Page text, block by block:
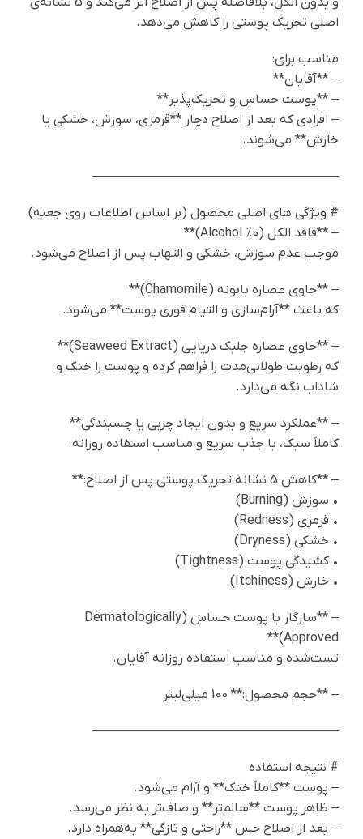
اصلی تحریک پوستی را کاهش می‌دهد.
مناسب برای:
– **آقایان**
– **پوست حساس و تحریک‌پذیر**
– افرادی که بعد از اصلاح دچار **قرمزی، سوزش، خشکی یا
خارش** می‌شوند.
———————————————————
# ویژگی‌ های اصلی محصول (بر اساس اطلاعات روی جعبه)
– **فاقد الکل (0% Alcohol)**
موجب عدم سوزش، خشکی و التهاب پس از اصلاح می‌شود.
– **حاوی عصاره بابونه (Chamomile)**
که باعث **آرام‌سازی و التیام فوری پوست** می‌شود.
– **حاوی عصاره جلبک دریایی (Seaweed Extract)**
که رطوبت طولانی‌مدت را فراهم کرده و پوست را خنک و
شاداب نگه می‌دارد.
– **عملکرد سریع و بدون ایجاد چربی یا چسبندگی**
کاملاً سبک، با جذب سریع و مناسب استفاده روزانه.
– **کاهش 5 نشانه تحریک پوستی پس از اصلاح:**
• سوزش (Burning)
• قرمزی (Redness)
• خشکی (Dryness)
• کشیدگی پوست (Tightness)
• خارش (Itchiness)
– **سازگار با پوست حساس (Dermatologically
Approved)**
تست‌شده و مناسب استفاده روزانه آقایان.
– **حجم محصول:** 100 میلی‌لیتر
———————————————————
# نتیجه استفاده
– پوست **کاملاً خنک** و آرام می‌شود.
– ظاهر پوست **سالم‌تر** و صاف‌تر به نظر می‌رسد.
– بعد از اصلاح حس **راحتی و تازگی** به‌همراه دارد.